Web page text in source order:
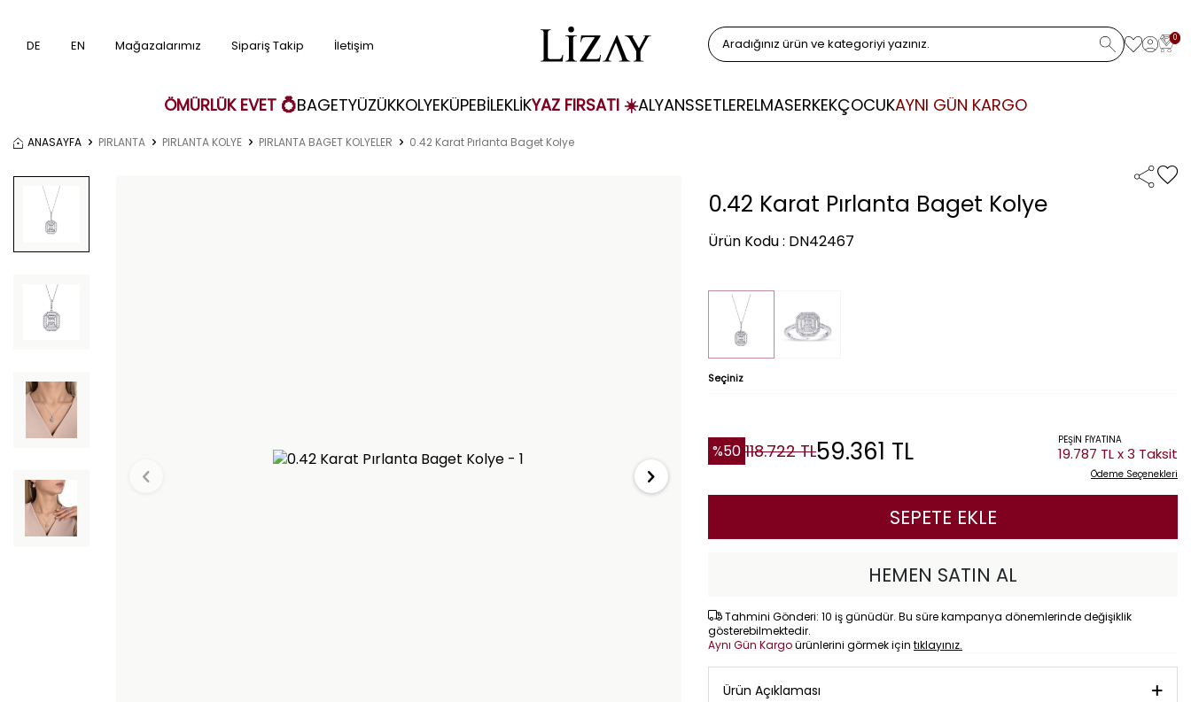
DE EN Mağazalarımız Sipariş Takip İletişim 0
ÖMÜRLÜK EVET 💍BAGETYÜZÜKKOLYEKÜPEBİLEKLİKYAZ FIRSATI ☀️ALYANSSETLERELMASERKEKÇOCUKAYNI GÜN KARGO
ANASAYFA PIRLANTA PIRLANTA KOLYE PIRLANTA BAGET KOLYELER 0.42 Karat Pırlanta Baget Kolye
0.42 Karat Pırlanta Baget Kolye
Ürün Kodu : DN42467
Seçiniz
%50 118.722TL59.361 TL PEŞİN FİYATINA
19.787 TL x 3 Taksit
Ödeme Seçenekleri
SEPETE EKLE
HEMEN SATIN AL
Tahmini Gönderi: 10 iş günüdür. Bu süre kampanya dönemlerinde değişiklik
gösterebilmektedir.
Aynı Gün Kargoürünlerini görmek için tıklayınız.
Ürün Açıklaması